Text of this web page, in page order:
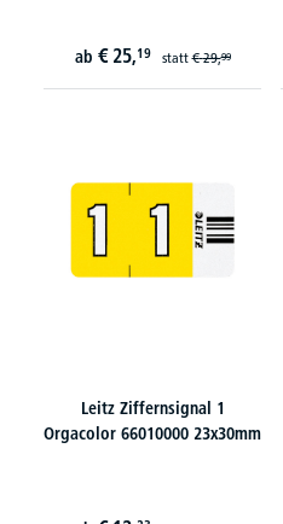
ab € 25,19 statt€ 29,99
Leitz Ziffernsignal 1
Orgacolor 66010000 23x30mm